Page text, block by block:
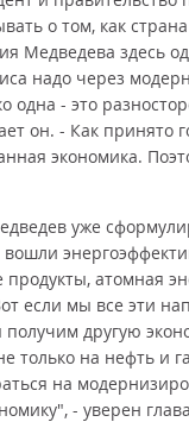
о том, как
Медведева здесь
надо через
одна - это
он. - Как принято
экономика.
уже
атомная
если мы все эти
другую
только на нефть и
на
- уверен